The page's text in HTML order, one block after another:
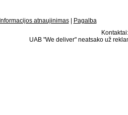
Informacijos atnaujinimas|
Pagalba
UAB "We deliver" neatsako už